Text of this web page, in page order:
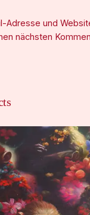
Adresse und
nächsten